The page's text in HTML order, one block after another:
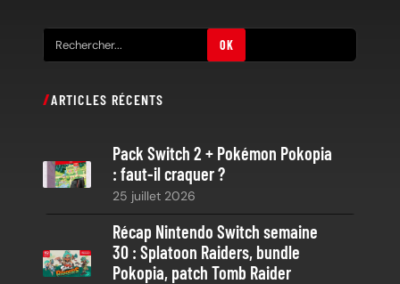
e
h
OK
ARTICLES RÉCENTS
Pack Switch 2 + Pokémon Pokopia
: faut-il craquer ?
25 juillet 2026
Récap Nintendo Switch semaine
30 : Splatoon Raiders, bundle
Pokopia, patch Tomb Raider